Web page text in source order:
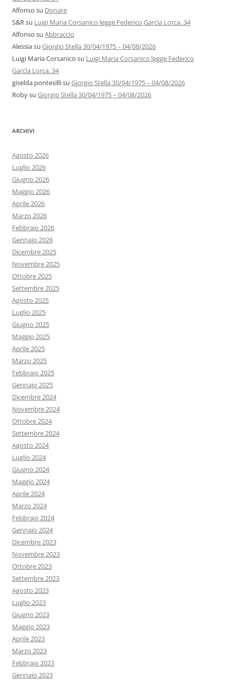
Alfonso su Donare
S&Rsu Luigi Maria Corsanico legge Federico Garcìa Lorca. 34
Alfonso su Abbraccio
Alessiasu Giorgio Stella 30/04/1975 – 04/08/2026
Luigi Maria Corsanico su Luigi Maria Corsanico legge Federico
Garcìa Lorca. 34
giselda pontesillisu Giorgio Stella 30/04/1975 – 04/08/2026
Robysu Giorgio Stella 30/04/1975 – 04/08/2026
ARCHIVI
Agosto 2026
Luglio 2026
Giugno 2026
Maggio 2026
Aprile 2026
Marzo 2026
Febbraio 2026
Gennaio 2026
Dicembre 2025
Novembre 2025
Ottobre 2025
Settembre 2025
Agosto 2025
Luglio 2025
Giugno 2025
Maggio 2025
Aprile 2025
Marzo 2025
Febbraio 2025
Gennaio 2025
Dicembre 2024
Novembre 2024
Ottobre 2024
Settembre 2024
Agosto 2024
Luglio 2024
Giugno 2024
Maggio 2024
Aprile 2024
Marzo 2024
Febbraio 2024
Gennaio 2024
Dicembre 2023
Novembre 2023
Ottobre 2023
Settembre 2023
Agosto 2023
Luglio 2023
Giugno 2023
Maggio 2023
Aprile 2023
Marzo 2023
Febbraio 2023
Gennaio 2023